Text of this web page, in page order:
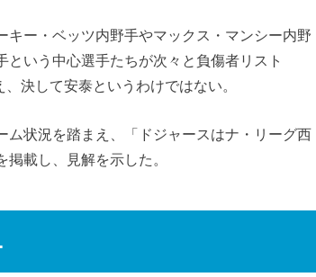
ー・ベッツ内野手やマックス・マンシー内野
いう中心選手たちが次々と負傷者リスト
決して安泰というわけではない。
ム状況を踏まえ、「ドジャースはナ・リーグ西
載し、見解を示した。